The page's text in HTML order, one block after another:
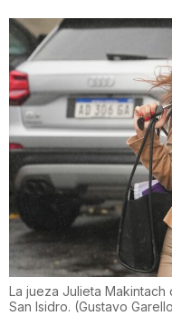
La jueza Julieta
San Isidro. (Gustavo Garello